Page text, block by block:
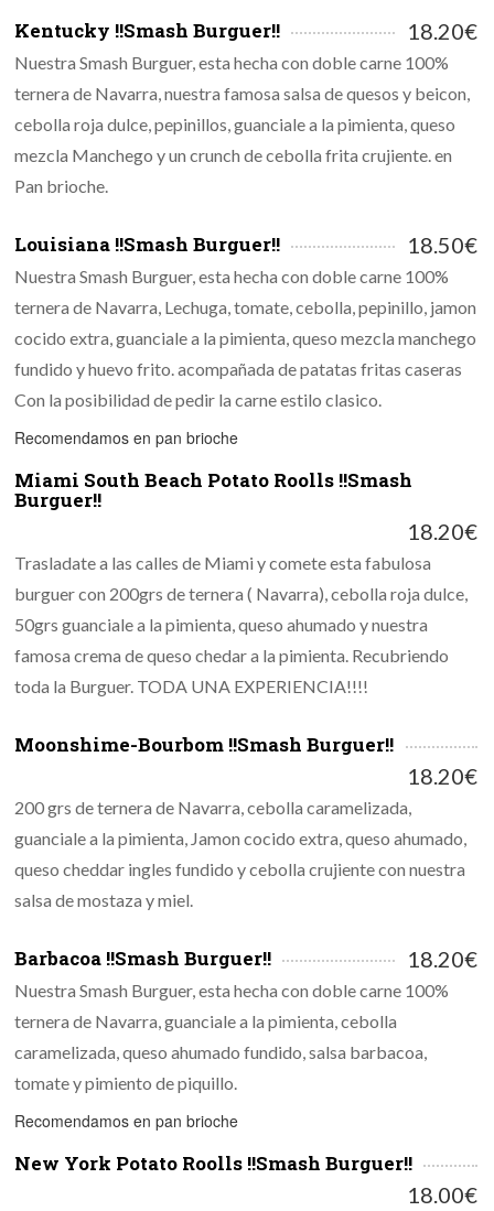
Kentucky !!Smash Burguer!! 18.20€
Nuestra Smash Burguer, esta hecha con doble carne 100%
ternera de Navarra, nuestra famosa salsa de quesos y beicon,
cebolla roja dulce, pepinillos, guanciale a la pimienta, queso
mezcla Manchego y un crunch de cebolla frita crujiente. en
Pan brioche.
Louisiana !!Smash Burguer!! 18.50€
Nuestra Smash Burguer, esta hecha con doble carne 100%
ternera de Navarra, Lechuga, tomate, cebolla, pepinillo, jamon
cocido extra, guanciale a la pimienta, queso mezcla manchego
fundido y huevo frito. acompañada de patatas fritas caseras
Con la posibilidad de pedir la carne estilo clasico.
Recomendamos en pan brioche
Miami South Beach Potato Roolls !!Smash
Burguer!!
18.20€
Trasladate a las calles de Miami y comete esta fabulosa
burguer con 200grs de ternera ( Navarra), cebolla roja dulce,
50grs guanciale a la pimienta, queso ahumado y nuestra
famosa crema de queso chedar a la pimienta. Recubriendo
toda la Burguer. TODA UNA EXPERIENCIA!!!!
Moonshime-Bourbom !!Smash Burguer!!
18.20€
200 grs de ternera de Navarra, cebolla caramelizada,
guanciale a la pimienta, Jamon cocido extra, queso ahumado,
queso cheddar ingles fundido y cebolla crujiente con nuestra
salsa de mostaza y miel.
Barbacoa !!Smash Burguer!! 18.20€
Nuestra Smash Burguer, esta hecha con doble carne 100%
ternera de Navarra, guanciale a la pimienta, cebolla
caramelizada, queso ahumado fundido, salsa barbacoa,
tomate y pimiento de piquillo.
Recomendamos en pan brioche
New York Potato Roolls !!Smash Burguer!!
18.00€